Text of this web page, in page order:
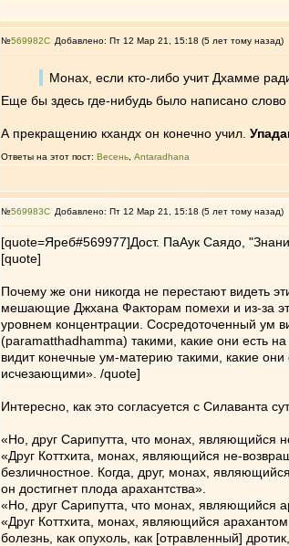
№569982 Добавлено: Пт 12 Мар 21, 15:18 (5 лет тому назад)
Монах, если кто-либо учит Дхамме
Еще бы здесь где-нибудь было написано слово
А прекращению кхандх он конечно учил.
Ответы на этот пост: Весень Antaradhana
№569983 Добавлено: Пт 12 Мар 21, 15:18 (5 лет тому назад)
[quote=Яреб#569977]Дост. ПаАук Саядо,
[quote]
Почему же они никогда не перестают видеть
мешающие Джхана Факторам помехи и из-за
уровнем концентрации. Сосредоточенный ум
(paramatthadhamma) такими, какие они есть
видит конечные ум-материю такими, какие
исчезающими». /quote]
Интересно, как это согласуется с Силаванта
«Но, друг Сарипутта, что монах, являющийся
«Друг Коттхита, монах, являющийся не-
безличностное. Когда, друг, монах,
он достигнет плода арахантства».
«Но, друг Сарипутта, что монах, являющийся
«Друг Коттхита, монах, являющийся
болезнь, как опухоль, как [отравленный]